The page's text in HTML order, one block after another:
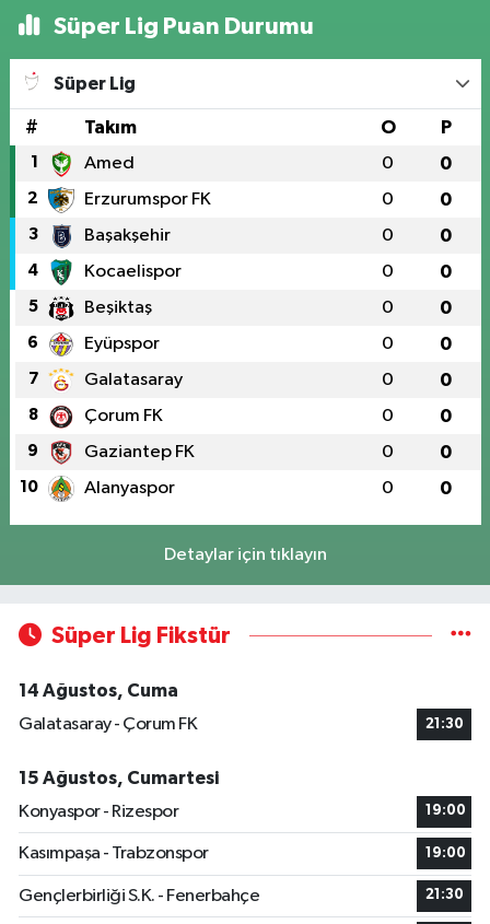
Süper Lig Puan Durumu
Süper Lig
# Takım O P
1 Amed 0 0
2 Erzurumspor FK 0 0
3 Başakşehir 0 0
4 Kocaelispor 0 0
5 Beşiktaş 0 0
6 Eyüpspor 0 0
7 Galatasaray 0 0
8 Çorum FK 0 0
9 Gaziantep FK 0 0
10 Alanyaspor 0 0
Detaylar için tıklayın
Süper Lig Fikstür
14 Ağustos, Cuma
Galatasaray - Çorum FK
21:30
15 Ağustos, Cumartesi
Konyaspor - Rizespor
19:00
Kasımpaşa - Trabzonspor 19:00
Gençlerbirliği S.K. - Fenerbahçe 21:30